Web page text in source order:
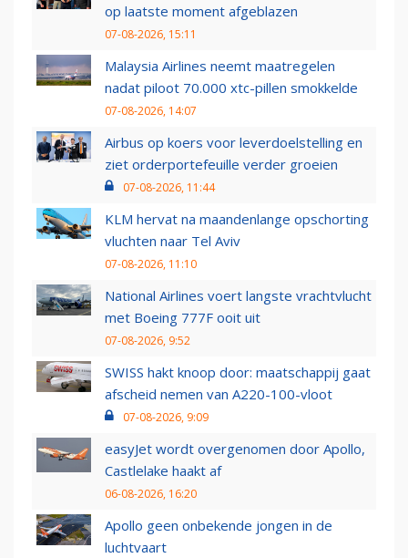
op laatste moment afgeblazen
07-08-2026, 15:11
Malaysia Airlines neemt maatregelen
nadat piloot 70.000 xtc-pillen smokkelde
07-08-2026, 14:07
Airbus op koers voor leverdoelstelling en
ziet orderportefeuille verder groeien
07-08-2026, 11:44
KLM hervat na maandenlange opschorting
vluchten naar Tel Aviv
07-08-2026, 11:10
National Airlines voert langste vrachtvlucht
met Boeing 777F ooit uit
07-08-2026, 9:52
SWISS hakt knoop door: maatschappij gaat
afscheid nemen van A220-100-vloot
07-08-2026, 9:09
easyJet wordt overgenomen door Apollo,
Castlelake haakt af
06-08-2026, 16:20
Apollo geen onbekende jongen in de
luchtvaart